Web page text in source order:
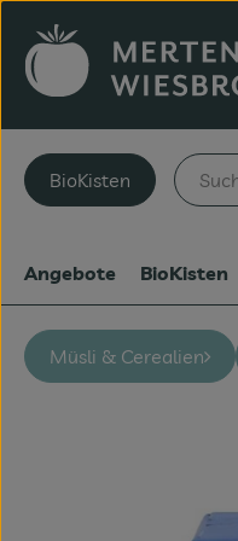
BioKisten
Angebote BioKisten
Müsli & Cerealien